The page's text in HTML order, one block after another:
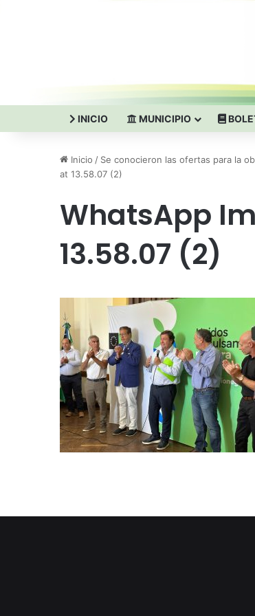
INICIO MUNICIPIO
Inicio / Se conocieron las ofertas para la
at 13.58.07 (2)
WhatsApp
13.58.07 (2)